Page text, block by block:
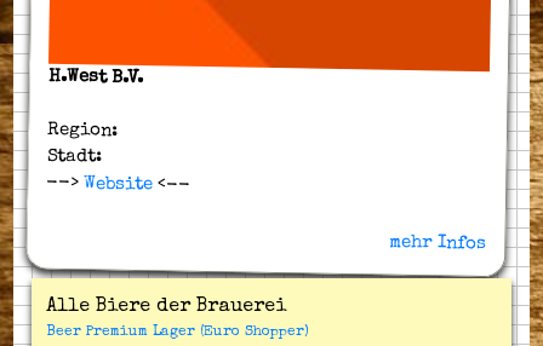
H.West B.V.
Region:
Stadt:
--> Website <--
mehr Infos
Alle Biere der Brauerei
Beer Premium Lager (Euro Shopper)